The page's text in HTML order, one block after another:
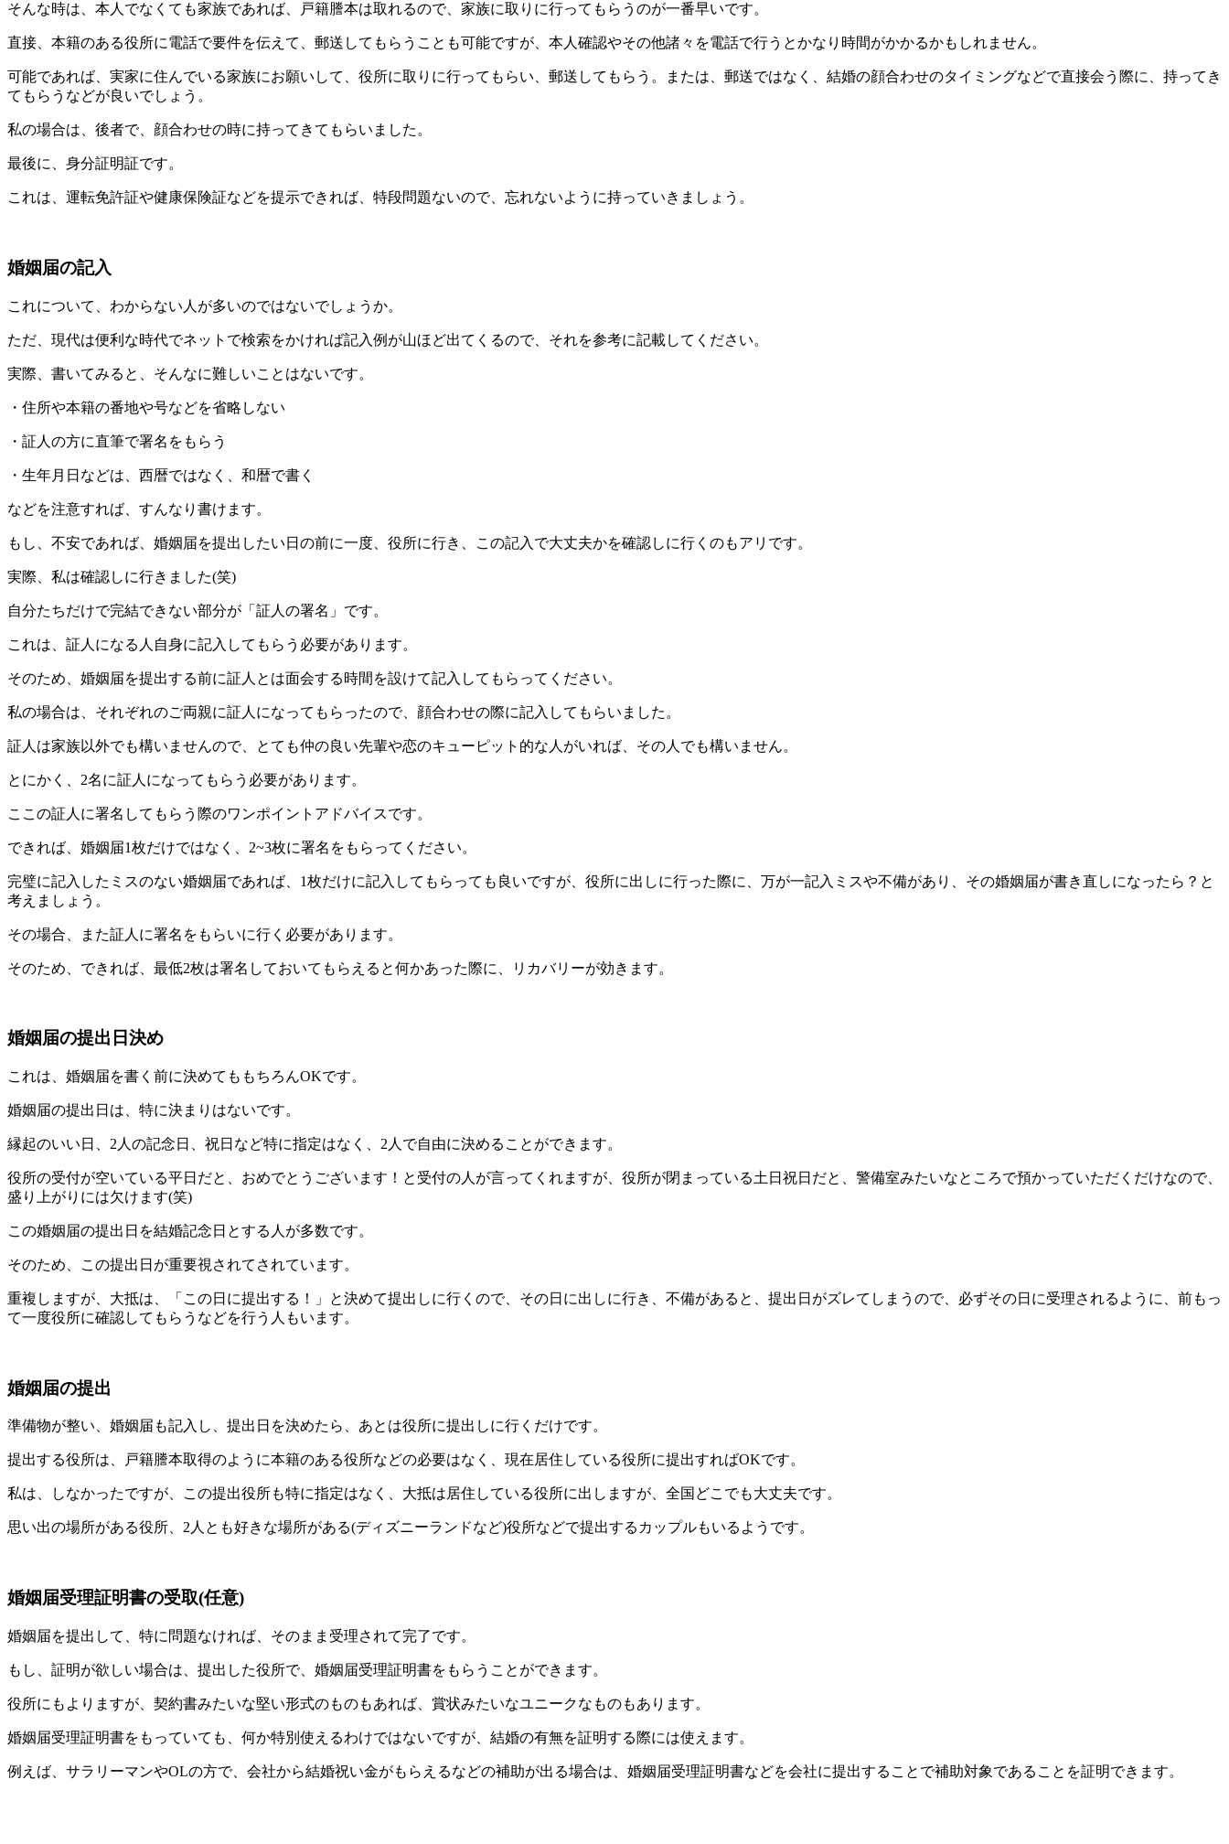
そんな時は、本人でなくても家族であれば、戸籍謄本は取れるので、家族に取りに行ってもらうのが一番早いです。
直接、本籍のある役所に電話で要件を伝えて、郵送してもらうことも可能ですが、本人確認やその他諸々を電話で行うとかなり時間がかかるかもしれません。
可能であれば、実家に住んでいる家族にお願いして、役所に取りに行ってもらい、郵送してもらう。または、郵送ではなく、結婚の顔合わせのタイミングなどで直接会う際に、持ってき
てもらうなどが良いでしょう。
私の場合は、後者で、顔合わせの時に持ってきてもらいました。
最後に、身分証明証です。
これは、運転免許証や健康保険証などを提示できれば、特段問題ないので、忘れないように持っていきましょう。
婚姻届の記入
これについて、わからない人が多いのではないでしょうか。
ただ、現代は便利な時代でネットで検索をかければ記入例が山ほど出てくるので、それを参考に記載してください。
実際、書いてみると、そんなに難しいことはないです。
・住所や本籍の番地や号などを省略しない
・証人の方に直筆で署名をもらう
・生年月日などは、西暦ではなく、和暦で書く
などを注意すれば、すんなり書けます。
もし、不安であれば、婚姻届を提出したい日の前に一度、役所に行き、この記入で大丈夫かを確認しに行くのもアリです。
実際、私は確認しに行きました(笑)
自分たちだけで完結できない部分が「証人の署名」です。
これは、証人になる人自身に記入してもらう必要があります。
そのため、婚姻届を提出する前に証人とは面会する時間を設けて記入してもらってください。
私の場合は、それぞれのご両親に証人になってもらったので、顔合わせの際に記入してもらいました。
証人は家族以外でも構いませんので、とても仲の良い先輩や恋のキューピット的な人がいれば、その人でも構いません。
とにかく、2名に証人になってもらう必要があります。
ここの証人に署名してもらう際のワンポイントアドバイスです。
できれば、婚姻届1枚だけではなく、2~3枚に署名をもらってください。
完璧に記入したミスのない婚姻届であれば、1枚だけに記入してもらっても良いですが、役所に出しに行った際に、万が一記入ミスや不備があり、その婚姻届が書き直しになったら？と
考えましょう。
その場合、また証人に署名をもらいに行く必要があります。
そのため、できれば、最低2枚は署名しておいてもらえると何かあった際に、リカバリーが効きます。
婚姻届の提出日決め
これは、婚姻届を書く前に決めてももちろんOKです。
婚姻届の提出日は、特に決まりはないです。
縁起のいい日、2人の記念日、祝日など特に指定はなく、2人で自由に決めることができます。
役所の受付が空いている平日だと、おめでとうございます！と受付の人が言ってくれますが、役所が閉まっている土日祝日だと、警備室みたいなところで預かっていただくだけなので、
盛り上がりには欠けます(笑)
この婚姻届の提出日を結婚記念日とする人が多数です。
そのため、この提出日が重要視されてされています。
重複しますが、大抵は、「この日に提出する！」と決めて提出しに行くので、その日に出しに行き、不備があると、提出日がズレてしまうので、必ずその日に受理されるように、前もっ
て一度役所に確認してもらうなどを行う人もいます。
婚姻届の提出
準備物が整い、婚姻届も記入し、提出日を決めたら、あとは役所に提出しに行くだけです。
提出する役所は、戸籍謄本取得のように本籍のある役所などの必要はなく、現在居住している役所に提出すればOKです。
私は、しなかったですが、この提出役所も特に指定はなく、大抵は居住している役所に出しますが、全国どこでも大丈夫です。
思い出の場所がある役所、2人とも好きな場所がある(ディズニーランドなど)役所などで提出するカップルもいるようです。
婚姻届受理証明書の受取(任意)
婚姻届を提出して、特に問題なければ、そのまま受理されて完了です。
もし、証明が欲しい場合は、提出した役所で、婚姻届受理証明書をもらうことができます。
役所にもよりますが、契約書みたいな堅い形式のものもあれば、賞状みたいなユニークなものもあります。
婚姻届受理証明書をもっていても、何か特別使えるわけではないですが、結婚の有無を証明する際には使えます。
例えば、サラリーマンやOLの方で、会社から結婚祝い金がもらえるなどの補助が出る場合は、婚姻届受理証明書などを会社に提出することで補助対象であることを証明できます。